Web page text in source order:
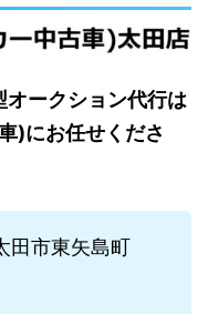
ークション代行は
)にお任せくださ
市東矢島町